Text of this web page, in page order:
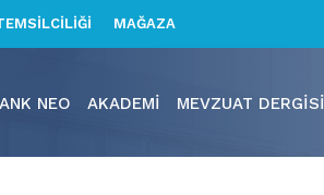
MAĞAZA
NEO AKADEMI MEVZUAT DERGISI